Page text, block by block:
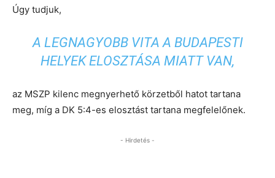
Úgy tudjuk,
A LEGNAGYOBB VITA A BUDAPESTI
HELYEK ELOSZTÁSA MIATT VAN,
az MSZP kilenc megnyerhető körzetből hatot tartana
meg, míg a DK 5:4-es elosztást tartana megfelelőnek.
- Hirdetés -